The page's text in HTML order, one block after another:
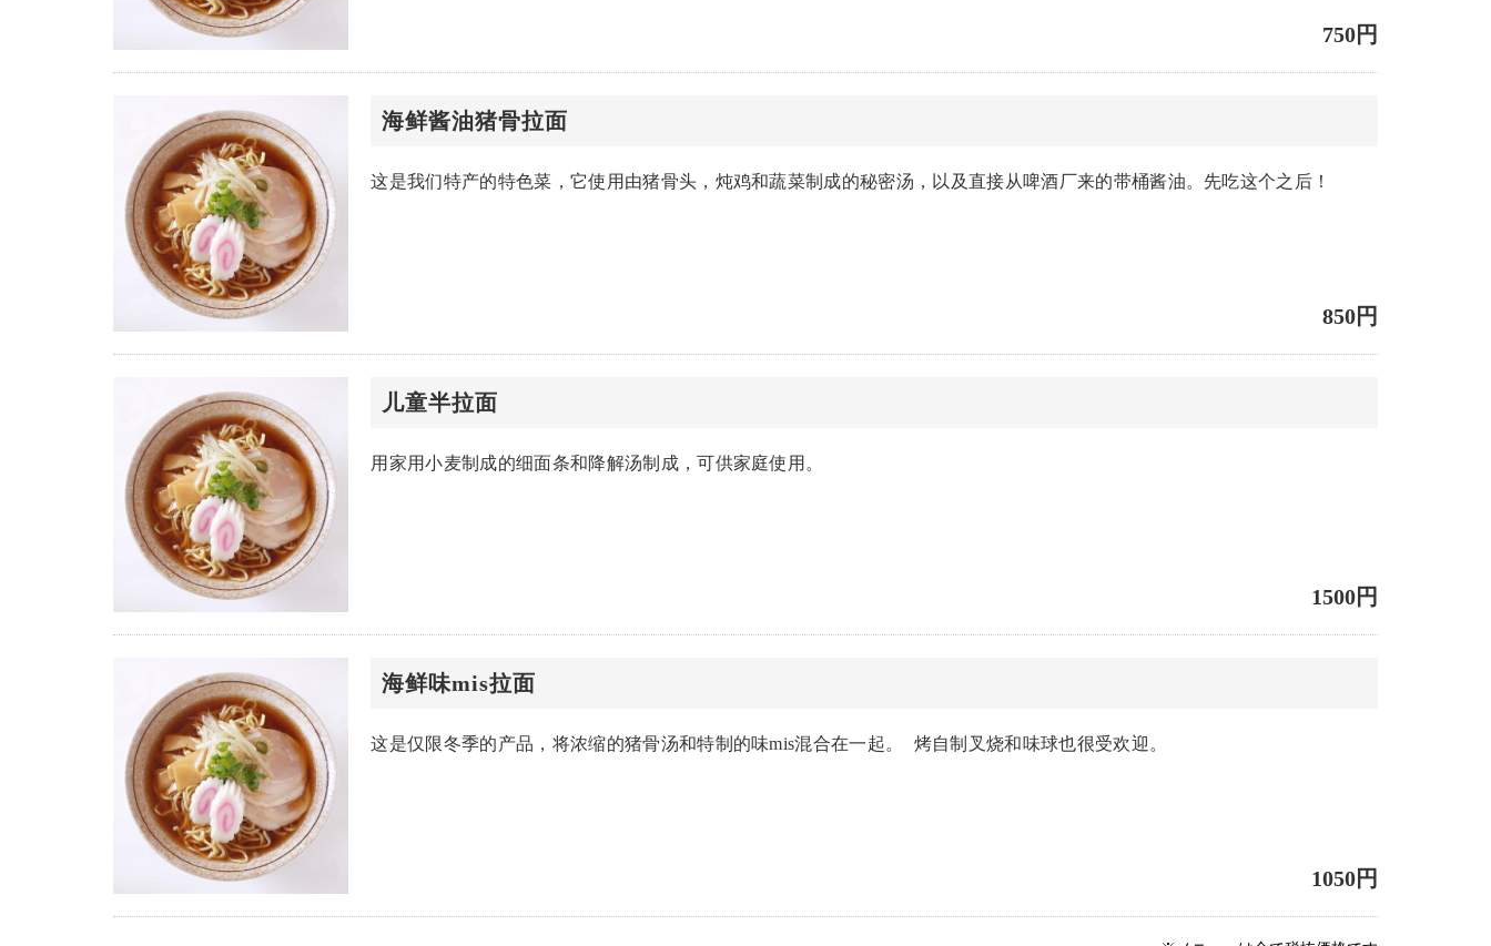
750円
海鲜酱油猪骨拉面
这是我们特产的特色菜，它使用由猪骨头，炖鸡和蔬菜制成的秘密汤，以及直接从啤酒厂来的带桶酱油。先吃这个之后！
850円
儿童半拉面
用家用小麦制成的细面条和降解汤制成，可供家庭使用。
1500円
海鲜味mis拉面
这是仅限冬季的产品，将浓缩的猪骨汤和特制的味mis混合在一起。 烤自制叉烧和味球也很受欢迎。
1050円